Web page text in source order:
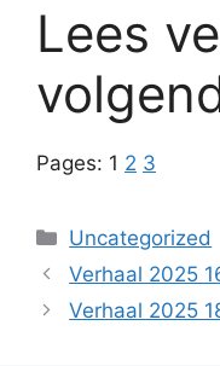
Lees
Pages: 1 2 3
Categories
Uncategorized
Verhaal 2025
Verhaal 2025